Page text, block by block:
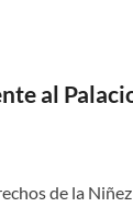
al
de la